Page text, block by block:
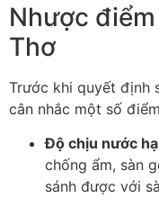
Nhược
Thơ
Trước khi quyết định
cân nhắc một số
Độ chịu nước
chống ẩm, sàn
sánh được với